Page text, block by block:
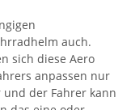
auch.
sich diese Aero
anpassen nur
der Fahrer kann